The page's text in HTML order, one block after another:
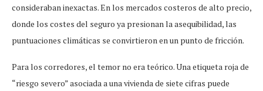
consideraban inexactas. En los mercados costeros de alto precio,
donde los costes del seguro ya presionan la asequibilidad, las
puntuaciones climáticas se convirtieron en un punto de fricción.
Para los corredores, el temor no era teórico. Una etiqueta roja de
“riesgo severo” asociada a una vivienda de siete cifras puede